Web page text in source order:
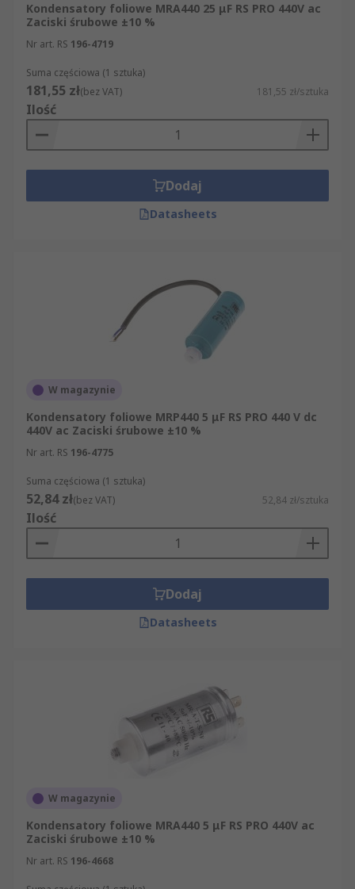
Kondensatory foliowe MRA440 25 μF RS PRO 440V ac
Zaciski śrubowe ±10 %
Nr art. RS 196-4719
Suma częściowa (1 sztuka)
181,55 zł(bez VAT) 181,55 zł/sztuka
Ilość
Dodaj
Datasheets
W magazynie
Kondensatory foliowe MRP440 5 μF RS PRO 440 V dc
440V ac Zaciski śrubowe ±10 %
Nr art. RS 196-4775
Suma częściowa (1 sztuka)
52,84 zł(bez VAT) 52,84 zł/sztuka
Ilość
Dodaj
Datasheets
W magazynie
Kondensatory foliowe MRA440 5 μF RS PRO 440V ac
Zaciski śrubowe ±10 %
Nr art. RS 196-4668